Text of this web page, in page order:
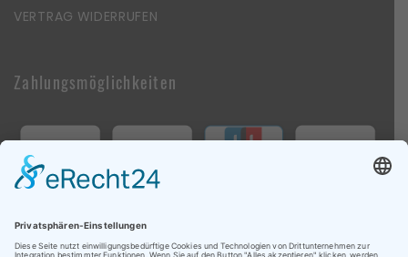
VERTRAG WIDERRUFEN
Zahlungsmöglichkeiten